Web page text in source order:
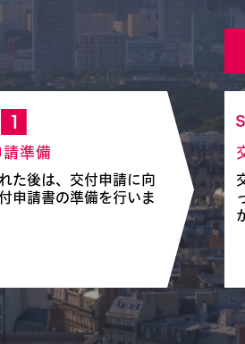
準備
た後は、交付申請に向
申請書の準備を行いま